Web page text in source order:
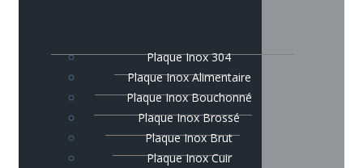
Plaque Inox 304
Plaque Inox Alimentaire
Plaque Inox Bouchonné
Plaque Inox Brossé
Plaque Inox Brut
Plaque Inox Cuir